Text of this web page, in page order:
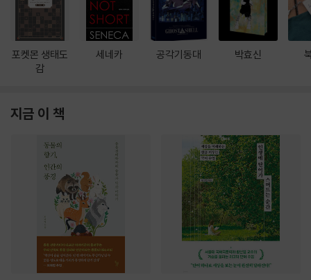
포켓몬 생태도
감
세네카 공각기동대 박효신
지금 이 책